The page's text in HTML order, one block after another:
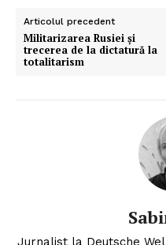
Articolul precedent
Militarizarea Rusiei și
trecerea de la dictatură la
totalitarism